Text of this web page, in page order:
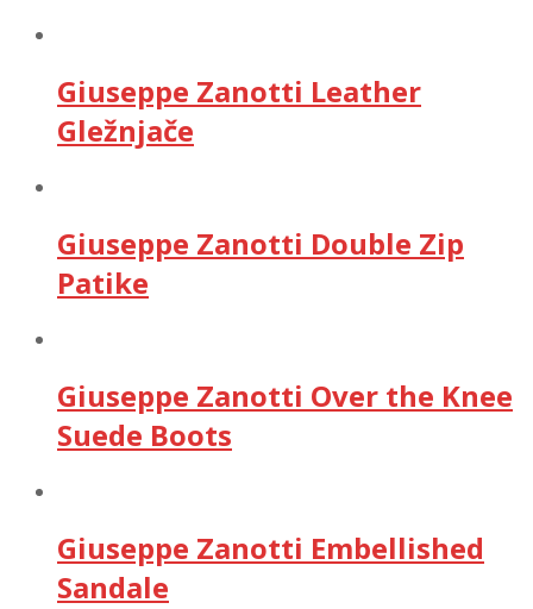
Giuseppe Zanotti Leather
Gležnjače
Giuseppe Zanotti Double Zip
Patike
Giuseppe Zanotti Over the Knee
Suede Boots
Giuseppe Zanotti Embellished
Sandale